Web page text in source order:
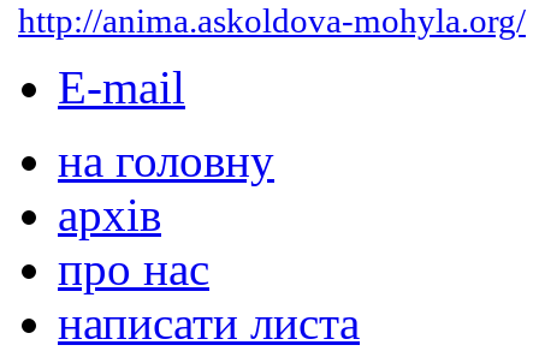
http://anima.askoldova-mohyla.org/
E-mail
на головну
архів
про нас
написати листа